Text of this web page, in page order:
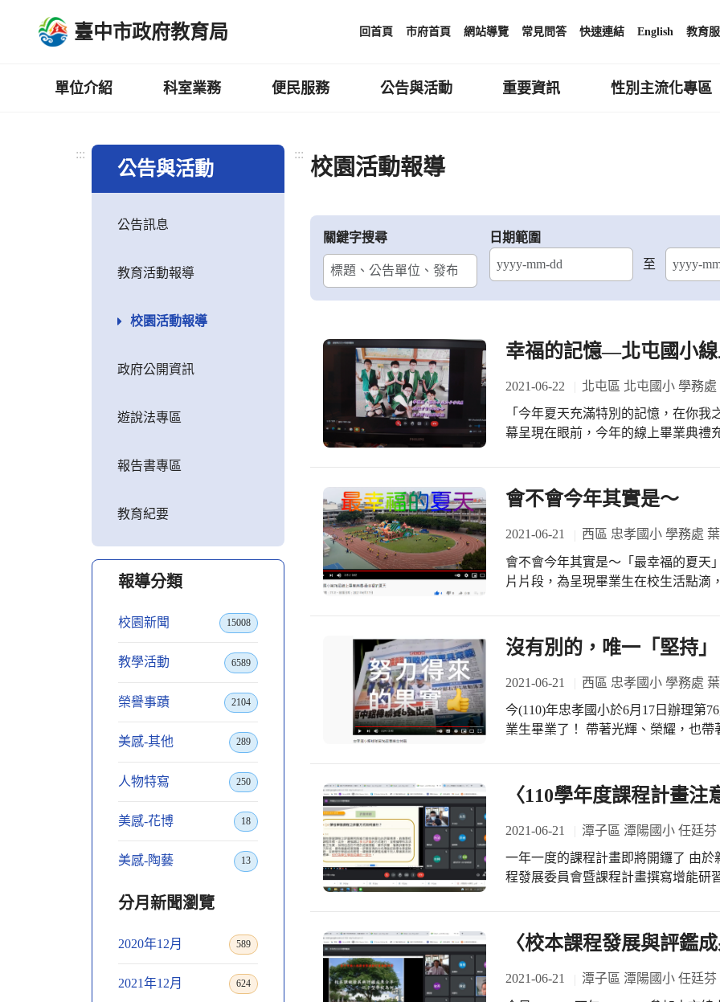
臺中市政府教育局 回首頁 市府首頁 網站導覽 常見問答 快速連結 English 教育
單位介紹 科室業務 便民服務 公告與活動 重要資訊 性別主流化專區
:::
公告與活動
公告訊息
教育活動報導
校園活動報導
政府公開資訊
遊說法專區
報告書專區
教育紀要
報導分類
校園新聞 15008
教學活動 6589
榮譽事蹟 2104
美感-其他 289
人物特寫 250
美感-花博 18
美感-陶藝 13
分月新聞瀏覽
2020年12月 589
2021年12月 624
:::
校園活動報導
關鍵字搜尋
日期範圍
至
結束日期
幸福的記憶—北屯國小線
2021-06-22 北屯區 北屯國小 學務處
「今年夏天充滿特別的記憶，在你
幕呈現在眼前，今年的線上畢業典禮
發揮自己的亮點，創造璀璨的生涯。
會不會今年其實是～
2021-06-21 西區 忠孝國小 學務處
會不會今年其實是～「最幸福的夏天」 今年忠孝國小第76屆線上畢業典禮，每個影
片片段，為呈現畢業生在校生活點滴
份通過國家公費留學碩士的體育組－邱泓儒組長。 雖然今年夏
課、居家學習，連畢業典禮也只能線
天」？ 值得令人細細回味這段耐人尋味又難忘的
https://www.youtube.com/
沒有別的，唯一「堅持」
2021-06-21 西區 忠孝國小 學務處
今(110)年忠孝國小於6月17日辦理第
業生畢業了！ 帶著光輝、榮耀，也帶著不捨… 忠孝棒球隊畢業生在
5/22「110年TOTO盃全國少棒錦標賽
又改地點到台南，到最後取消賽事，
賽事，卻硬生生只有完成的集訓，而
片特輯，裡面寫著： 『努力超過昨
是結束， 回憶永遠都在， 開啟你們的新旅程吧！』 #忠
https://www.tc.edu.tw/page/e78c96c9-
練) #忠孝國小社團/棒球隊
〈110學年度課程計畫注
2021-06-21 潭子區 潭陽國小 任廷芬
一年一度的課程計畫即將開鑼了 由
程發展委員會暨課程計畫撰寫增能研
程計畫平台已重新規劃好 所謂「好
主任暨科主任已誕生了 目前已在規
照進度如期完成
〈校本課程發展與評鑑
2021-06-21 潭子區 潭陽國小 任廷芬